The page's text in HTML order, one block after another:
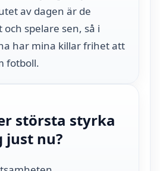
av dagen är de
spelare sen, så i
har mina killar frihet att
fotboll.
största styrka
just nu?